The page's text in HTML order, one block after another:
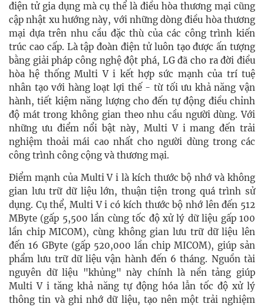
điện tử gia dụng mà cụ thể là điều hòa thương mại cũng
cập nhật xu hướng này, với những dòng điều hòa thương
mại dựa trên nhu cầu đặc thù của các công trình kiến
trúc cao cấp. Là tập đoàn điện tử luôn tạo được ấn tượng
bằng giải pháp công nghệ đột phá, LG đã cho ra đời điều
hòa hệ thống Multi V i kết hợp sức mạnh của trí tuệ
nhân tạo với hàng loạt lợi thế - từ tối ưu khả năng vận
hành, tiết kiệm năng lượng cho đến tự động điều chỉnh
độ mát trong không gian theo nhu cầu người dùng. Với
những ưu điểm nổi bật này, Multi V i mang đến trải
nghiệm thoải mái cao nhất cho người dùng trong các
công trình công cộng và thương mại.
Điểm mạnh của Multi V i là kích thước bộ nhớ và không
gian lưu trữ dữ liệu lớn, thuận tiện trong quá trình sử
dụng. Cụ thể, Multi V i có kích thước bộ nhớ lên đến 512
MByte (gấp 5,500 lần cùng tốc độ xử lý dữ liệu gấp 100
lần chip MICOM), cùng không gian lưu trữ dữ liệu lên
đến 16 GByte (gấp 520,000 lần chip MICOM), giúp sản
phẩm lưu trữ dữ liệu vận hành đến 6 tháng. Nguồn tài
nguyên dữ liệu "khủng" này chính là nền tảng giúp
Multi V i tăng khả năng tự động hóa lẫn tốc độ xử lý
thông tin và ghi nhớ dữ liệu, tạo nên một trải nghiệm